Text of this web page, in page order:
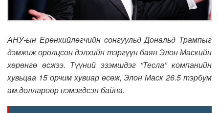
АНУ-ын Ерөнхийлөгчийн сонгуульд Дональд Трампыг
дэмжиж оролцсон дэлхийн тэргүүн баян Элон Маскийн
хөрөнгө өсжээ. Түүний эзэмшдэг “Тесла” компанийн
хувьцаа 15 орчим хувиар өсөж, Элон Маск 26.5 тэрбум
ам.доллароор нэмэгдсэн байна.